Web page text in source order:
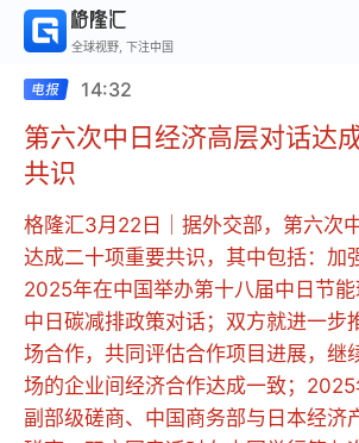
全球视野, 下注中国
14:32
第六次中日经济高层对话达
共识
格隆汇3月22日｜据外交部，第六次
达成二十项重要共识，其中包括：加
2025年在中国举办第十八届中日节能
中日碳减排政策对话；双方就进一步
场合作，共同评估合作项目进展，继
场的企业间经济合作达成一致；
副部级磋商、中国商务部与日本经济